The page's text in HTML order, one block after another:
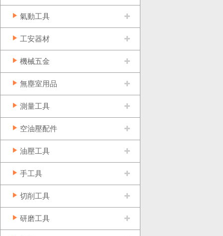
氣動工具
工安器材
機械五金
無塵室用品
測量工具
空油壓配件
油壓工具
手工具
切削工具
研磨工具